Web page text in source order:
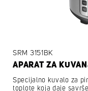
SRM 3151BK
APARAT ZA
Specijalno kuvalo za
toplote koja daje